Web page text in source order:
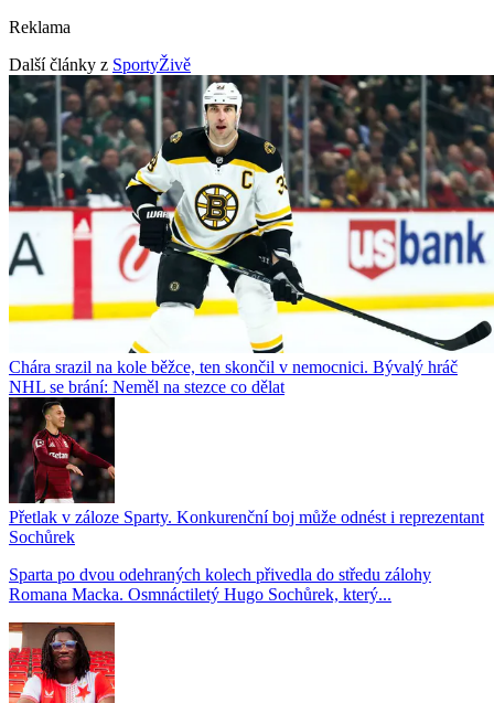
Reklama
Další články z SportyŽivě
Chára srazil na kole běžce, ten skončil v nemocnici. Bývalý hráč
NHL se brání: Neměl na stezce co dělat
Přetlak v záloze Sparty. Konkurenční boj může odnést i reprezentant
Sochůrek
Sparta po dvou odehraných kolech přivedla do středu zálohy
Romana Macka. Osmnáctiletý Hugo Sochůrek, který...